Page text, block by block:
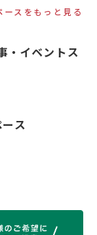
スをもっと見る
・イベントス
ス